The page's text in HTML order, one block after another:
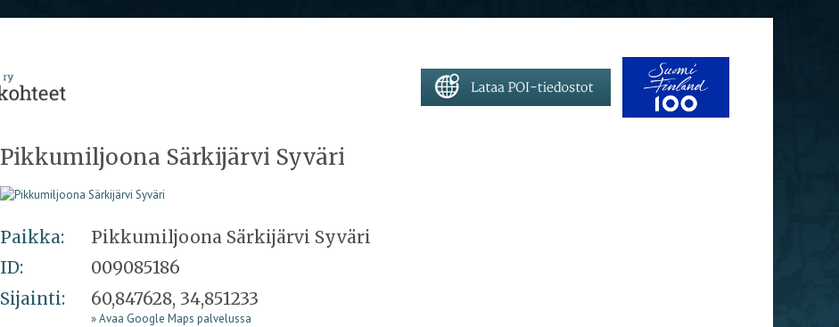
Pikkumiljoona Särkijärvi Syväri
Paikka:
Pikkumiljoona Särkijärvi Syväri
ID:
009085186
Sijainti:
60,847628, 34,851233
» Avaa Google Maps palvelussa